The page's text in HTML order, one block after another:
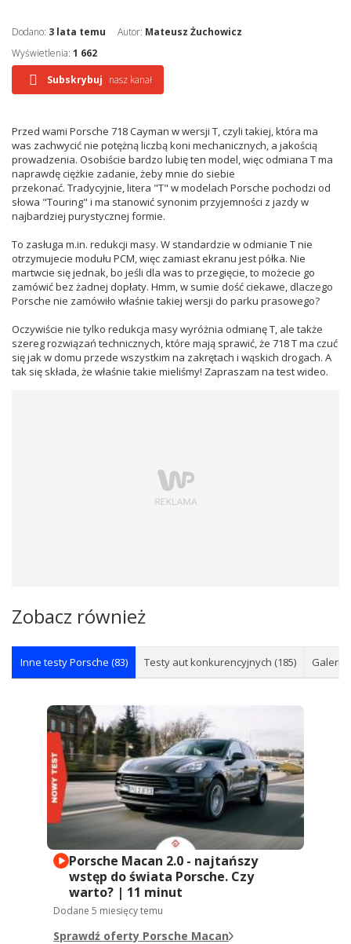
Dodano: 3 lata temu Autor: Mateusz Żuchowicz
Wyświetlenia: 1 662
Subskrybuj nasz kanał
Przed wami Porsche 718 Cayman w wersji T, czyli takiej, która ma
was zachwycić nie potężną liczbą koni mechanicznych, a jakością
prowadzenia. Osobiście bardzo lubię ten model, więc odmiana T ma
naprawdę ciężkie zadanie, żeby mnie do siebie
przekonać. Tradycyjnie, litera "T" w modelach Porsche pochodzi od
słowa "Touring" i ma stanowić synonim przyjemności z jazdy w
najbardziej purystycznej formie.
To zasługa m.in. redukcji masy. W standardzie w odmianie T nie
otrzymujecie modułu PCM, więc zamiast ekranu jest półka. Nie
martwcie się jednak, bo jeśli dla was to przegięcie, to możecie go
zamówić bez żadnej dopłaty. Hmm, w sumie dość ciekawe, dlaczego
Porsche nie zamówiło właśnie takiej wersji do parku prasowego?
Oczywiście nie tylko redukcja masy wyróżnia odmianę T, ale także
szereg rozwiązań technicznych, które mają sprawić, że 718 T ma czuć
się jak w domu przede wszystkim na zakrętach i wąskich drogach. A
tak się składa, że właśnie takie mieliśmy! Zapraszam na test wideo.
Zobacz również
Inne testy Porsche (83) Testy aut konkurencyjnych (185) Galerie
Porsche Macan 2.0 - najtańszy
wstęp do świata Porsche. Czy
warto? | 11 minut
Dodane 5 miesięcy temu
Sprawdź oferty Porsche Macan